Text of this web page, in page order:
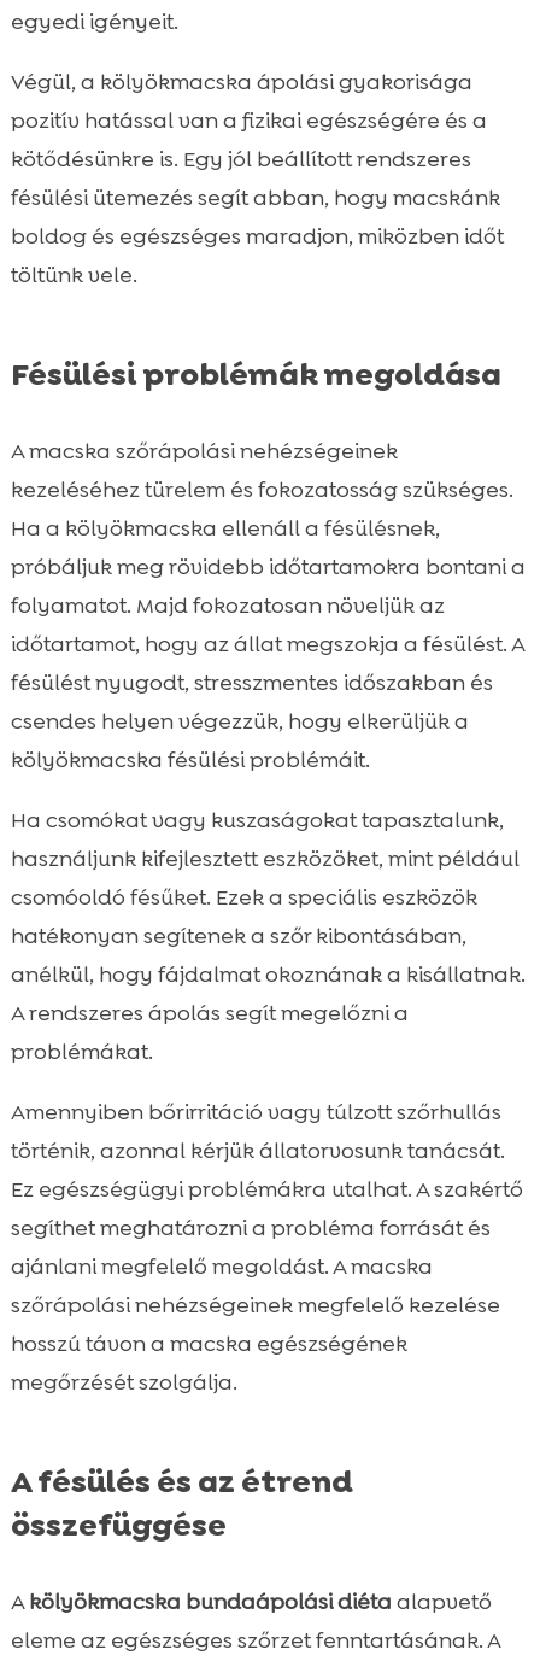
egyedi igényeit.
Végül, a kölyökmacska ápolási gyakorisága
pozitív hatással van a fizikai egészségére és a
kötődésünkre is. Egy jól beállított rendszeres
fésülési ütemezés segít abban, hogy macskánk
boldog és egészséges maradjon, miközben időt
töltünk vele.
Fésülési problémák megoldása
A macska szőrápolási nehézségeinek
kezeléséhez türelem és fokozatosság szükséges.
Ha a kölyökmacska ellenáll a fésülésnek,
próbáljuk meg rövidebb időtartamokra bontani a
folyamatot. Majd fokozatosan növeljük az
időtartamot, hogy az állat megszokja a fésülést. A
fésülést nyugodt, stresszmentes időszakban és
csendes helyen végezzük, hogy elkerüljük a
kölyökmacska fésülési problémáit.
Ha csomókat vagy kuszaságokat tapasztalunk,
használjunk kifejlesztett eszközöket, mint például
csomóoldó fésűket. Ezek a speciális eszközök
hatékonyan segítenek a szőr kibontásában,
anélkül, hogy fájdalmat okoznának a kisállatnak.
A rendszeres ápolás segít megelőzni a
problémákat.
Amennyiben bőrirritáció vagy túlzott szőrhullás
történik, azonnal kérjük állatorvosunk tanácsát.
Ez egészségügyi problémákra utalhat. A szakértő
segíthet meghatározni a probléma forrását és
ajánlani megfelelő megoldást. A macska
szőrápolási nehézségeinek megfelelő kezelése
hosszú távon a macska egészségének
megőrzését szolgálja.
A fésülés és az étrend
összefüggése
Akölyökmacska bundaápolási diéta alapvető
eleme az egészséges szőrzet fenntartásának. A